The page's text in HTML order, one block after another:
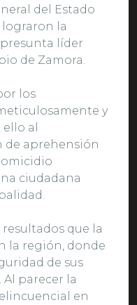
del Estado
lograron la
líder
de Zamora.
los
y
al
aprehensión
ciudadana
resultados que la
la región, donde
de sus
parecer la
en